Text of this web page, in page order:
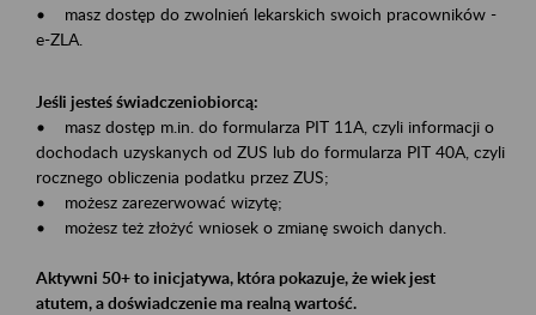
• masz dostęp do zwolnień lekarskich swoich pracowników -
e-ZLA.
Jeśli jesteś świadczeniobiorcą:
• masz dostęp m.in. do formularza PIT 11A, czyli informacji o
dochodach uzyskanych od ZUS lub do formularza PIT 40A, czyli
rocznego obliczenia podatku przez ZUS;
• możesz zarezerwować wizytę;
• możesz też złożyć wniosek o zmianę swoich danych.
Aktywni 50+ to inicjatywa, która pokazuje, że wiek jest
atutem, a doświadczenie ma realną wartość.